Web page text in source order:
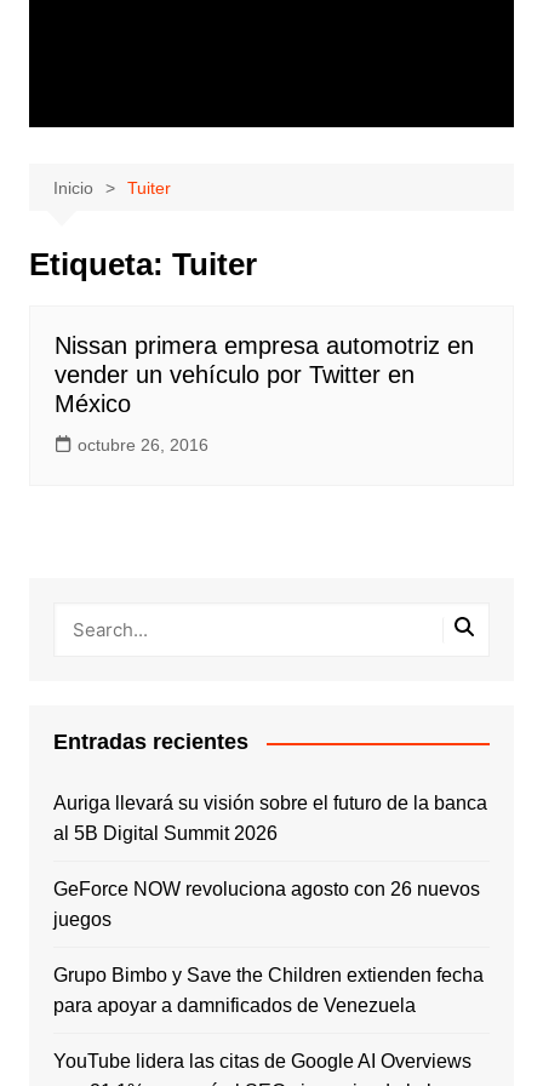
Inicio Tuiter
Etiqueta: Tuiter
Nissan primera empresa automotriz en
vender un vehículo por Twitter en
México
octubre 26, 2016
Entradas recientes
Auriga llevará su visión sobre el futuro de la banca
al 5B Digital Summit 2026
GeForce NOW revoluciona agosto con 26 nuevos
juegos
Grupo Bimbo y Save the Children extienden fecha
para apoyar a damnificados de Venezuela
YouTube lidera las citas de Google AI Overviews